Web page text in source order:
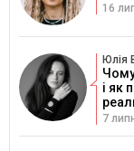
16
Юлія
і як
7